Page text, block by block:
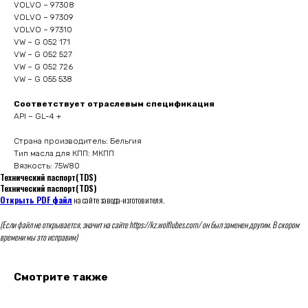
VOLVO – 97308
VOLVO – 97309
VOLVO – 97310
VW – G 052 171
VW – G 052 527
VW – G 052 726
VW – G 055 538
Соответствует отраслевым спецификация
API – GL-4 +
Страна производитель: Бельгия
Тип масла для КПП: МКПП
Вязкость: 75W80
Технический паспорт(TDS)
Технический паспорт(TDS)
Открыть PDF файл на сайте завода-изготовителя.
(Если файл не открывается, значит на сайте https://kz.wolflubes.com/ он был заменен другим. В скором
времени мы это исправим)
Смотрите также